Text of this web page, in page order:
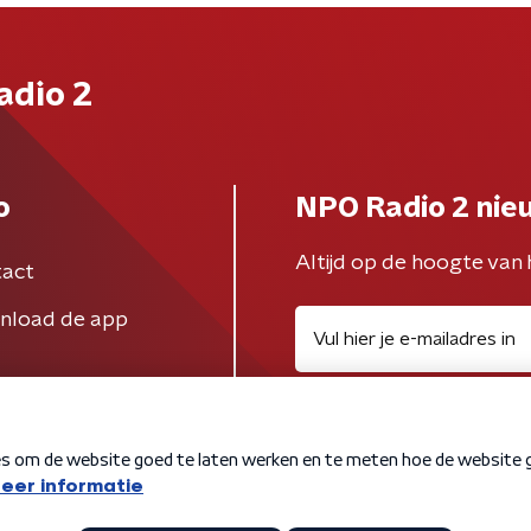
2
de app
NPO Radio 2
Altijd op de hoogte van